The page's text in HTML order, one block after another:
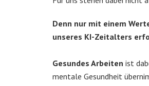
Denn nur mit einem
unseres KI-Zeitalters
Gesundes Arbeiten ist
mentale Gesundheit